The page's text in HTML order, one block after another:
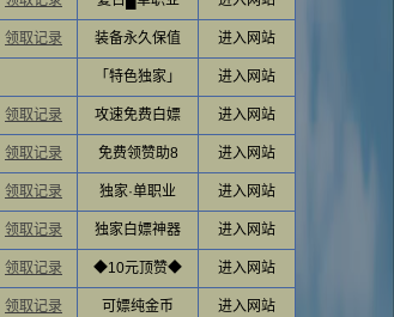
领取记录 装备永久保值 进入网站
「特色独家」 进入网站
领取记录 攻速免费白嫖 进入网站
领取记录 免费领赞助8 进入网站
领取记录 独家·单职业 进入网站
领取记录 独家白嫖神器 进入网站
领取记录 ◆10元顶赞◆ 进入网站
领取记录 可嫖纯金币 进入网站